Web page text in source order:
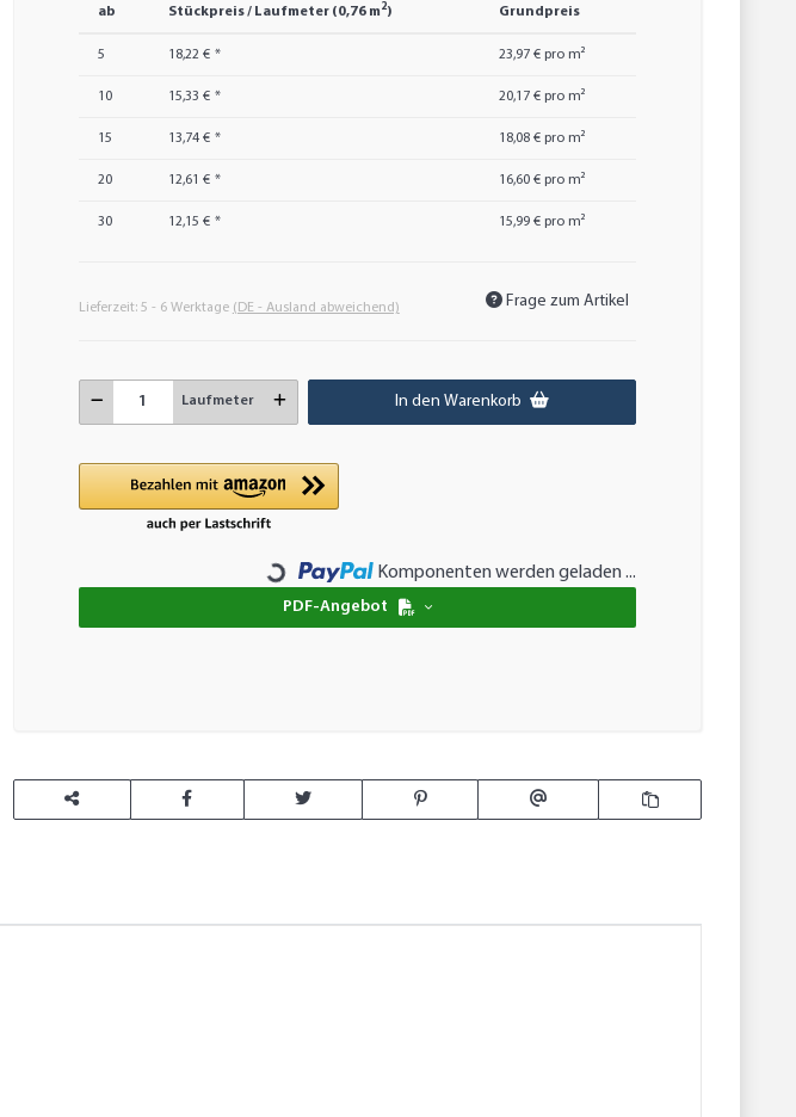
ab Stückpreis / Laufmeter (0,76 m 2) Grundpreis
5 18,22 € * 23,97 € pro m²
10 15,33 € * 20,17 € pro m²
15 13,74 € * 18,08 € pro m²
20 12,61 € * 16,60 € pro m²
30 12,15 € * 15,99 € pro m²
Lieferzeit: 5 - 6 Werktage (DE - Ausland abweichend) Frage zum Artikel
Laufmeter In den Warenkorb
Loading... Komponenten werden geladen ...
PDF-Angebot